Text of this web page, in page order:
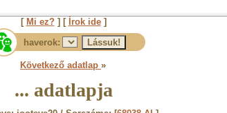
[ Mi ez?] [ Írok ide]
haverok:
Következő adatlap »
... adatlapja